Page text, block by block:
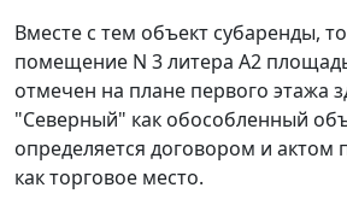
Вместе с тем объект субаренды,
помещение N 3 литера А2
отмечен на плане первого этажа
"Северный" как обособленный
определяется договором и актом
как торговое место.